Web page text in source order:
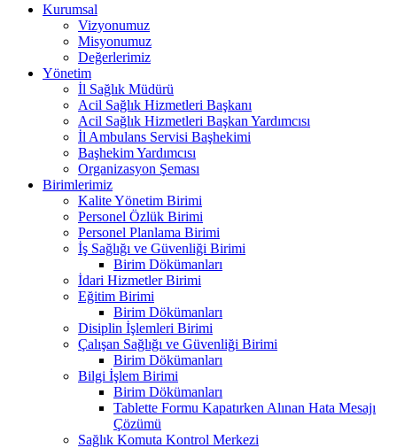
Kurumsal
Vizyonumuz
Misyonumuz
Değerlerimiz
Yönetim
İl Sağlık Müdürü
Acil Sağlık Hizmetleri Başkanı
Acil Sağlık Hizmetleri Başkan Yardımcısı
İl Ambulans Servisi Başhekimi
Başhekim Yardımcısı
Organizasyon Şeması
Birimlerimiz
Kalite Yönetim Birimi
Personel Özlük Birimi
Personel Planlama Birimi
İş Sağlığı ve Güvenliği Birimi
Birim Dökümanları
İdari Hizmetler Birimi
Eğitim Birimi
Birim Dökümanları
Disiplin İşlemleri Birimi
Çalışan Sağlığı ve Güvenliği Birimi
Birim Dökümanları
Bilgi İşlem Birimi
Birim Dökümanları
Tablette Formu Kapatırken Alınan Hata Mesajı
Çözümü
Sağlık Komuta Kontrol Merkezi